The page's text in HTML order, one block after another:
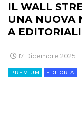
STRATEGIE
CINEMA
IL WALL
UNA NUOVA
A
17 Dicembre 2025
PREMIUM EDITORIA